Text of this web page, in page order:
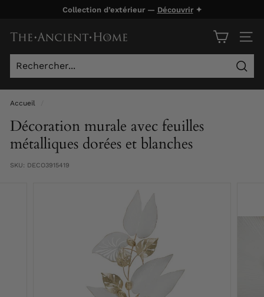
contenu
Collection d’extérieur — Découvrir✦
T
h
e
A
n
c
i
n
Accueil
Décoration murale avec feuilles
métalliques dorées et blanches
SKU: DECO3915419